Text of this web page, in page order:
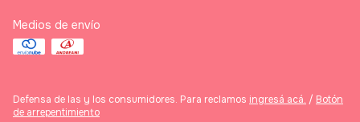
Medios de envío
Defensa de las y los consumidores. Para reclamos ingresá acá. / Botón
de arrepentimiento